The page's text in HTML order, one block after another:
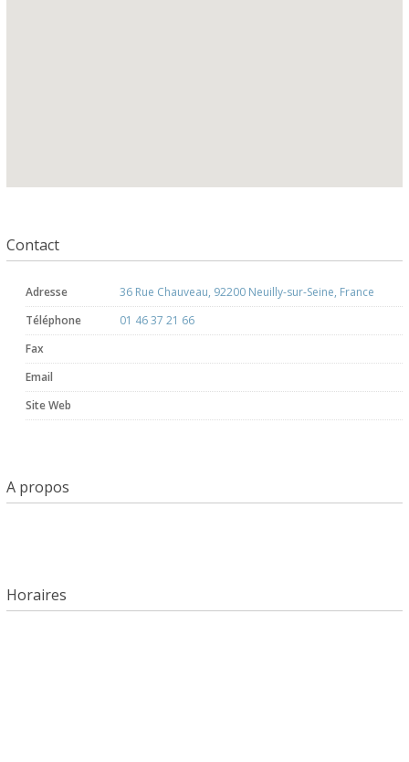
Contact
Adresse
36 Rue Chauveau, 92200 Neuilly-sur-Seine, France
Téléphone
01 46 37 21 66
Fax
Email
Site Web
A propos
Horaires